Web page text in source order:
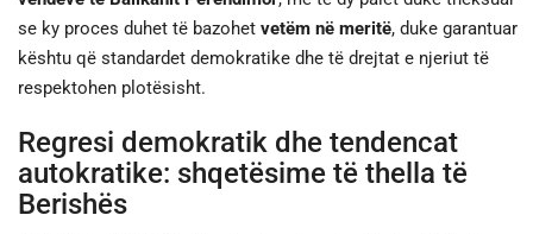
se ky proces duhet të bazohet vetëm në meritë, duke garantuar
kështu që standardet demokratike dhe të drejtat e njeriut të
respektohen plotësisht.
Regresi demokratik dhe tendencat
autokratike: shqetësime të thella të
Berishës